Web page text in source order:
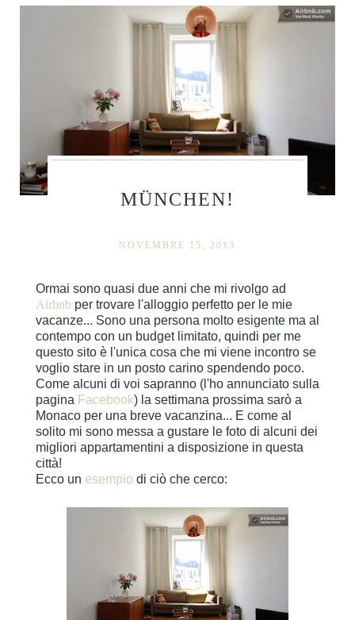
MÜNCHEN!
NOVEMBRE 15, 2013
Ormai sono quasi due anni che mi rivolgo ad
Airbnb per trovare l'alloggio perfetto per le mie
vacanze... Sono una persona molto esigente ma al
contempo con un budget limitato, quindi per me
questo sito è l'unica cosa che mi viene incontro se
voglio stare in un posto carino spendendo poco.
Come alcuni di voi sapranno (l'ho annunciato sulla
pagina Facebook) la settimana prossima sarò a
Monaco per una breve vacanzina... E come al
solito mi sono messa a gustare le foto di alcuni dei
migliori appartamentini a disposizione in questa
città!
Ecco un esempio di ciò che cerco: